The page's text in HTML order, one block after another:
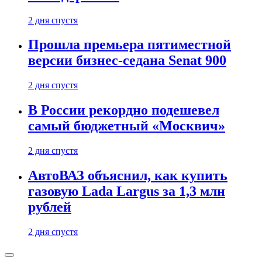
2 дня спустя
Прошла премьера пятиместной
версии бизнес-седана Senat 900
2 дня спустя
В России рекордно подешевел
самый бюджетный «Москвич»
2 дня спустя
АвтоВАЗ объяснил, как купить
газовую Lada Largus за 1,3 млн
рублей
2 дня спустя